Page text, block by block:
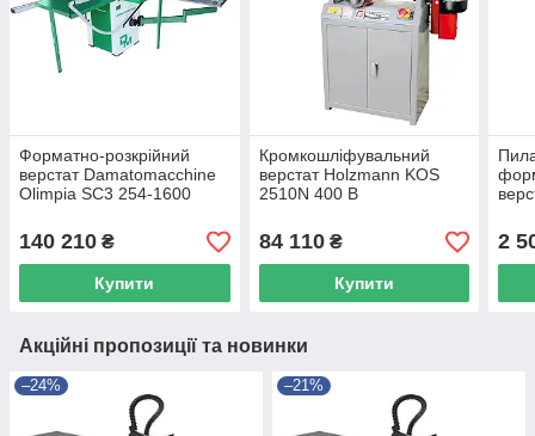
Форматно-розкрійний
верстат Damatomacchine
Olimpia SC3 254-1600
140 210 ₴
Купити
Кромкошліфувальний
верстат Holzmann KOS
2510N 400 В
84 110₴
Купити
2
Акційні пропозиції та новинки
–24% –21%